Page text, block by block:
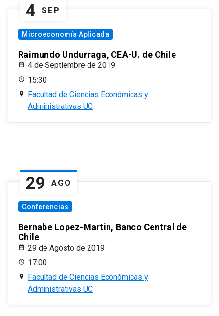
4 SEP
Microeconomía Aplicada
Raimundo Undurraga, CEA-U. de Chile
4 de Septiembre de 2019
15:30
Facultad de Ciencias Económicas y
Administrativas UC
29 AGO
Conferencias
Bernabe Lopez-Martin, Banco Central de
Chile
29 de Agosto de 2019
17:00
Facultad de Ciencias Económicas y
Administrativas UC